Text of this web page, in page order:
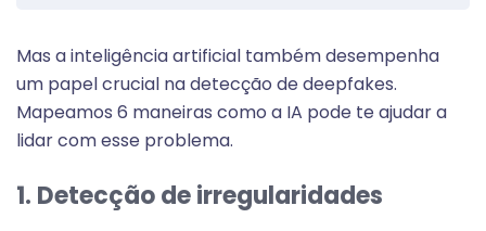
Mas a inteligência artificial também desempenha
um papel crucial na detecção de deepfakes.
Mapeamos 6 maneiras como a IA pode te ajudar a
lidar com esse problema.
1. Detecção de irregularidades